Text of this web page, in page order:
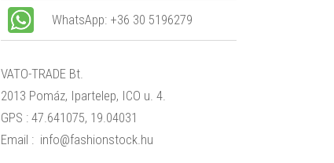
WhatsApp: +36 30 5196279
VATO-TRADE Bt.
2013 Pomáz, Ipartelep, ICO u. 4.
GPS : 47.641075, 19.04031
Email : info@fashionstock.hu